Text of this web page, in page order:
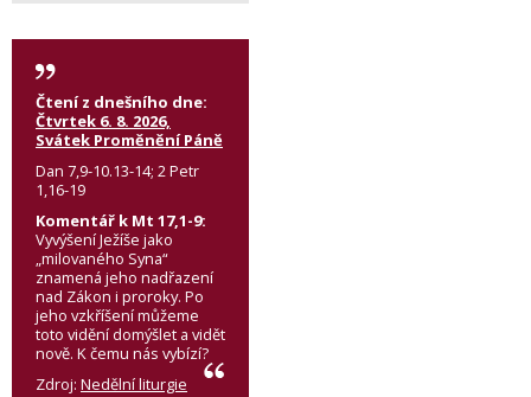
Čtení z dnešního dne:
Čtvrtek 6. 8. 2026,
Svátek Proměnění Páně
Dan 7,9-10.13-14; 2 Petr
1,16-19
Komentář k Mt 17,1-9:
Vyvýšení Ježíše jako
„milovaného Syna“
znamená jeho nadřazení
nad Zákon i proroky. Po
jeho vzkříšení můžeme
toto vidění domýšlet a vidět
nově. K čemu nás vybízí?
Zdroj: Nedělní liturgie